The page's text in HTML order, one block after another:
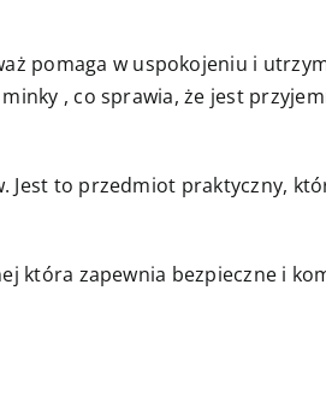
pomaga w uspokojeniu i
, co sprawia, że jest
Jest to przedmiot praktyczny,
która zapewnia bezpieczne i